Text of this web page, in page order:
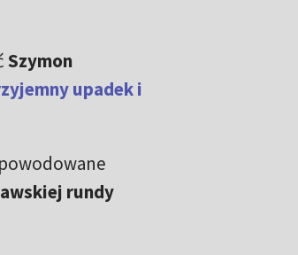
Szymon
upadek i
rundy